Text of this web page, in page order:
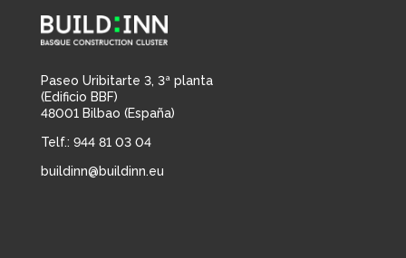
Paseo Uribitarte 3, 3ª planta
(Edificio BBF)
48001 Bilbao (España)
Telf.: 944 81 03 04
buildinn@buildinn.eu